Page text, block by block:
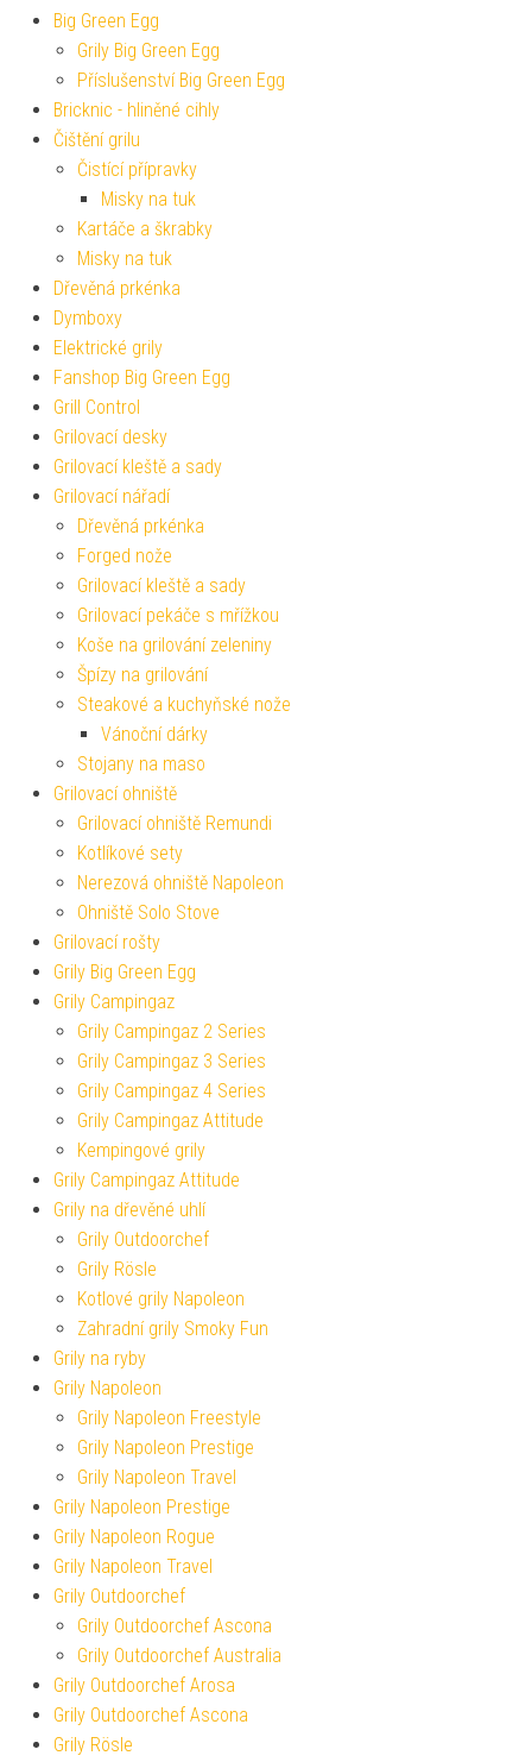
Big Green Egg
Grily Big Green Egg
Příslušenství Big Green Egg
Bricknic - hliněné cihly
Čištění grilu
Čistící přípravky
Misky na tuk
Kartáče a škrabky
Misky na tuk
Dřevěná prkénka
Dymboxy
Elektrické grily
Fanshop Big Green Egg
Grill Control
Grilovací desky
Grilovací kleště a sady
Grilovací nářadí
Dřevěná prkénka
Forged nože
Grilovací kleště a sady
Grilovací pekáče s mřížkou
Koše na grilování zeleniny
Špízy na grilování
Steakové a kuchyňské nože
Vánoční dárky
Stojany na maso
Grilovací ohniště
Grilovací ohniště Remundi
Kotlíkové sety
Nerezová ohniště Napoleon
Ohniště Solo Stove
Grilovací rošty
Grily Big Green Egg
Grily Campingaz
Grily Campingaz 2 Series
Grily Campingaz 3 Series
Grily Campingaz 4 Series
Grily Campingaz Attitude
Kempingové grily
Grily Campingaz Attitude
Grily na dřevěné uhlí
Grily Outdoorchef
Grily Rösle
Kotlové grily Napoleon
Zahradní grily Smoky Fun
Grily na ryby
Grily Napoleon
Grily Napoleon Freestyle
Grily Napoleon Prestige
Grily Napoleon Travel
Grily Napoleon Prestige
Grily Napoleon Rogue
Grily Napoleon Travel
Grily Outdoorchef
Grily Outdoorchef Ascona
Grily Outdoorchef Australia
Grily Outdoorchef Arosa
Grily Outdoorchef Ascona
Grily Rösle